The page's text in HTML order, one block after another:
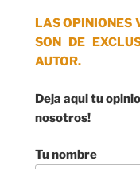
LAS OPINIONES
SON DE
AUTOR.
Deja aqui tu
nosotros!
Tu nombre